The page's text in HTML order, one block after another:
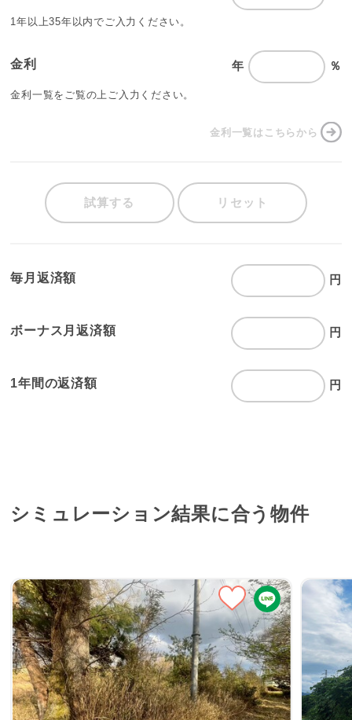
1年以上35年以内でご入力ください。
金利 年 ％
金利一覧をご覧の上ご入力ください。
金利一覧はこちらから
試算する リセット
毎月返済額 円
ボーナス月返済額 円
1年間の返済額 円
シミュレーション結果に合う物件